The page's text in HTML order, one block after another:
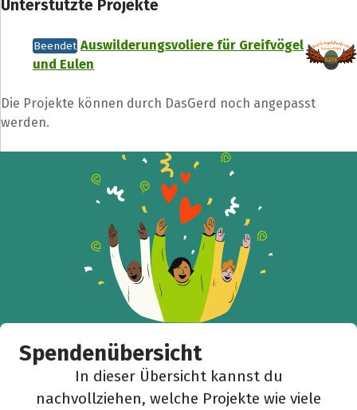
Unterstützte Projekte
Beendet Auswilderungsvoliere für Greifvögel
und Eulen
Die Projekte können durch DasGerd noch angepasst
werden.
Spendenübersicht
In dieser Übersicht kannst du
nachvollziehen, welche Projekte wie viele